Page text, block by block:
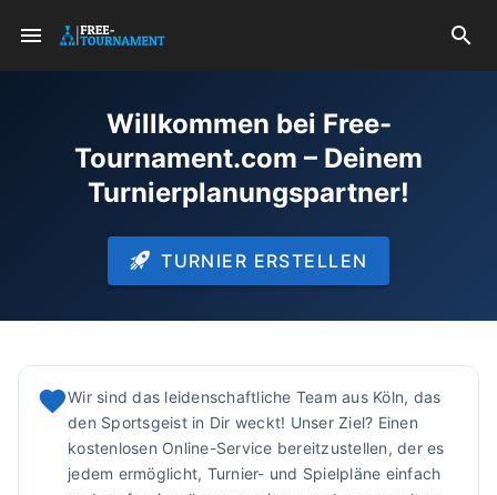
Willkommen bei Free-
Tournament.com – Deinem
Turnierplanungspartner!
TURNIER ERSTELLEN
Wir sind das leidenschaftliche Team aus Köln, das
den Sportsgeist in Dir weckt! Unser Ziel? Einen
kostenlosen Online-Service bereitzustellen, der es
jedem ermöglicht, Turnier- und Spielpläne einfach